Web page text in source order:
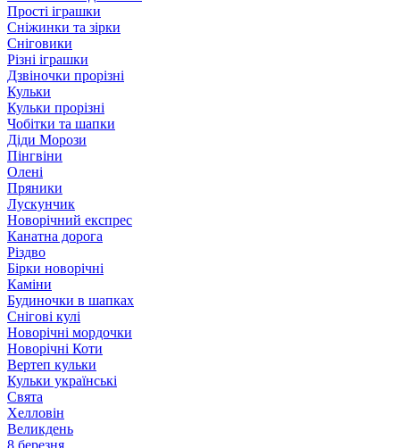
Прості іграшки
Сніжинки та зірки
Сніговики
Різні іграшки
Дзвіночки прорізні
Кульки
Кульки прорізні
Чобітки та шапки
Діди Морози
Пінгвіни
Олені
Пряники
Лускунчик
Новорічний експрес
Канатна дорога
Різдво
Бірки новорічні
Каміни
Будиночки в шапках
Снігові кулі
Новорічні мордочки
Новорічні Коти
Вертеп кульки
Кульки українські
Свята
Хелловін
Великдень